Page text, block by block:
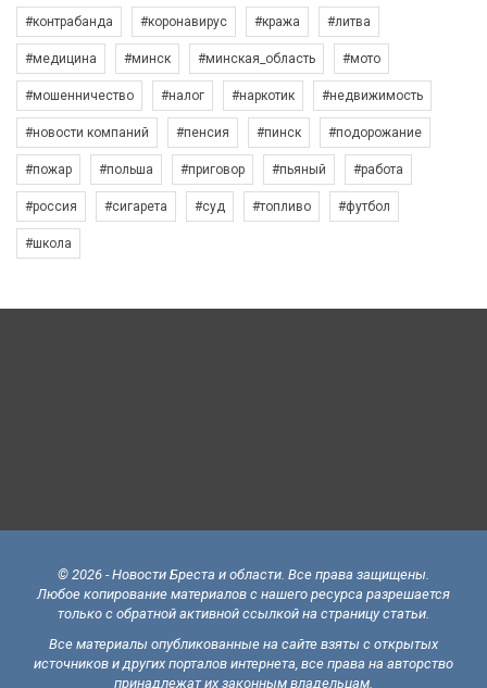
#контрабанда #коронавирус #кража #литва
#медицина #минск #минская_область #мото
#мошенничество #налог #наркотик #недвижимость
#новости компаний #пенсия #пинск #подорожание
#пожар #польша #приговор #пьяный #работа
#россия #сигарета #суд #топливо #футбол
#школа
© 2026 - Новости Бреста и области. Все права защищены.
Любое копирование материалов с нашего ресурса разрешается
только с обратной активной ссылкой на страницу статьи.
Все материалы опубликованные на сайте взяты с открытых
источников и других порталов интернета, все права на авторство
принадлежат их законным владельцам.